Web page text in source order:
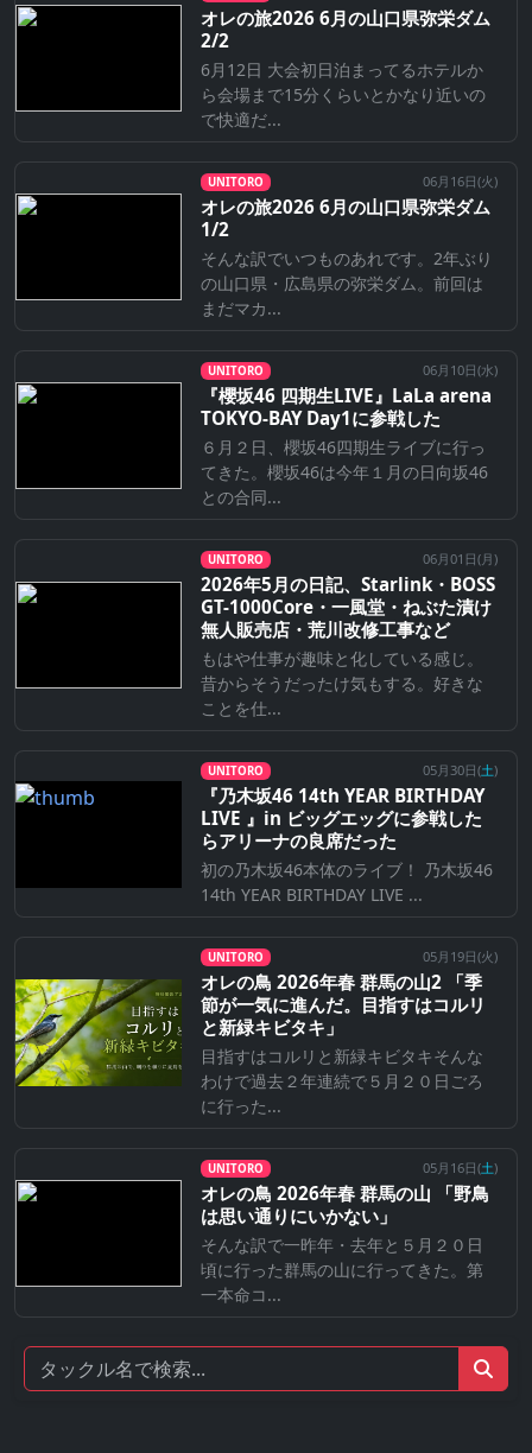
オレの旅2026 6月の山口県弥栄ダム
2/2
6月12日 大会初日泊まってるホテルか
ら会場まで15分くらいとかなり近いの
で快適だ...
UNITORO 06月16日(火)
オレの旅2026 6月の山口県弥栄ダム
1/2
そんな訳でいつものあれです。2年ぶり
の山口県・広島県の弥栄ダム。前回は
まだマカ...
UNITORO 06月10日(水)
『櫻坂46 四期生LIVE』LaLa arena
TOKYO-BAY Day1に参戦した
６月２日、櫻坂46四期生ライブに行っ
てきた。櫻坂46は今年１月の日向坂46
との合同...
UNITORO 06月01日(月)
2026年5月の日記、Starlink・BOSS
GT-1000Core・一風堂・ねぶた漬け
無人販売店・荒川改修工事など
もはや仕事が趣味と化している感じ。
昔からそうだったけ気もする。好きな
ことを仕...
UNITORO 05月30日(土)
『乃⽊坂46 14th YEAR BIRTHDAY
LIVE 』in ビッグエッグに参戦した
らアリーナの良席だった
初の乃木坂46本体のライブ！ 乃木坂46
14th YEAR BIRTHDAY LIVE ...
UNITORO 05月19日(火)
オレの鳥 2026年春 群馬の山2 「季
節が一気に進んだ。目指すはコルリ
と新緑キビタキ」
目指すはコルリと新緑キビタキそんな
わけで過去２年連続で５月２０日ごろ
に行った...
UNITORO 05月16日(土)
オレの鳥 2026年春 群馬の山 「野鳥
は思い通りにいかない」
そんな訳で一昨年・去年と５月２０日
頃に行った群馬の山に行ってきた。第
一本命コ...